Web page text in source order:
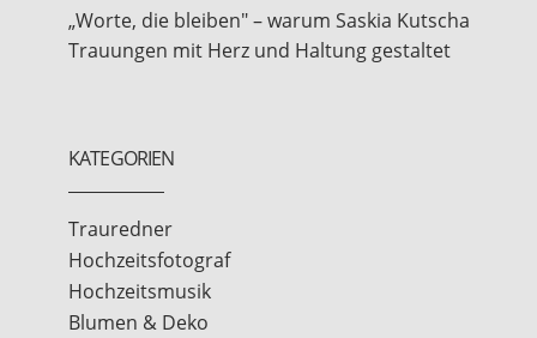
„Worte, die bleiben" – warum Saskia Kutscha
Trauungen mit Herz und Haltung gestaltet
KATEGORIEN
Trauredner
Hochzeitsfotograf
Hochzeitsmusik
Blumen & Deko